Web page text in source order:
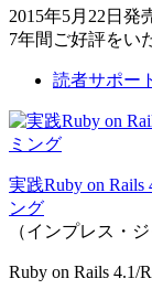
2015年5月22日発
7年間ご好評をい
読者サポー
実践Ruby on
ング
（インプレス・ジ
Ruby on Rails 4.1/